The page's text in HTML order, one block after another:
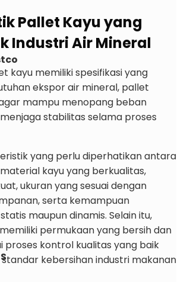
Pallet Kayu yang
Industri Air Mineral
kayu memiliki spesifikasi yang
ekspor air mineral, pallet
mampu menopang beban
stabilitas selama proses
yang perlu diperhatikan antara
kayu yang berkualitas,
ukuran yang sesuai dengan
serta kemampuan
maupun dinamis. Selain itu,
permukaan yang bersih dan
proses kontrol kualitas yang baik
kebersihan industri makanan